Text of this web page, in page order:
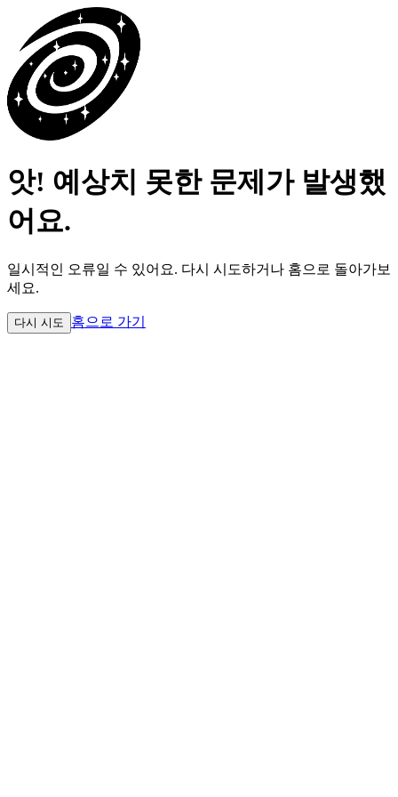
앗! 예상치 못한 문제가 발생했
어요.
일시적인 오류일 수 있어요. 다시 시도하거나 홈으로 돌아가보
세요.
다시 시도 홈으로 가기